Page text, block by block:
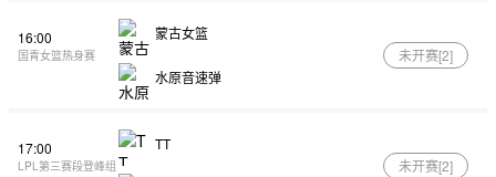
16:00
国青女篮热身赛
蒙古女篮
水原音速弹
未开赛[2]
17:00
LPL第三赛段登峰组
TT
未开赛[2]